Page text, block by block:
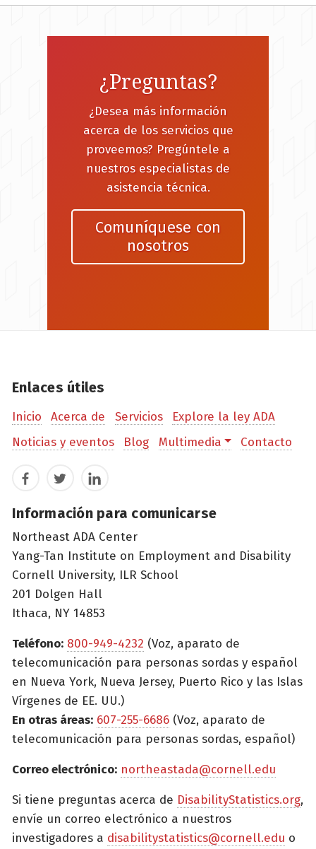
¿Preguntas?
¿Desea más información
acerca de los servicios que
proveemos? Pregúntele a
nuestros especialistas de
asistencia técnica.
Comuníquese con
nosotros
Enlaces útiles
Inicio Acerca de Servicios
Explore la ley ADA
Noticias y eventos
Blog Multimedia Contacto
FacebookTwitterLinkedIn
Información para comunicarse
Northeast ADA Center
Yang-Tan Institute on Employment and Disability
Cornell University, ILR School
201 Dolgen Hall
Ithaca, NY 14853
Teléfono: 800-949-4232 (Voz, aparato de
telecomunicación para personas sordas y español
en Nueva York, Nueva Jersey, Puerto Rico y las Islas
Vírgenes de EE. UU.)
En otras áreas: 607-255-6686 (Voz, aparato de
telecomunicación para personas sordas, español)
Correo electrónico: northeastada@cornell.edu
Si tiene preguntas acerca de DisabilityStatistics.org,
envíe un correo electrónico a nuestros
investigadores a disabilitystatistics@cornell.edu o